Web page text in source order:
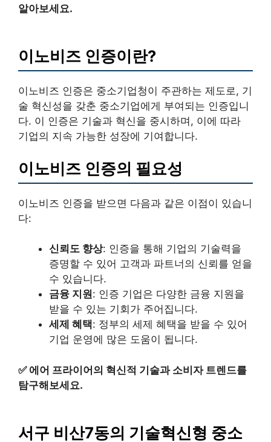
알아보세요.
이노비즈 인증이란?
이노비즈 인증은 중소기업청이 주관하는 제도로, 기
술 혁신성을 갖춘 중소기업에게 부여되는 인증입니
다. 이 인증은 기술과 혁신을 중시하며, 이에 따라
기업의 지속 가능한 성장에 기여합니다.
이노비즈 인증의 필요성
이노비즈 인증을 받으면 다음과 같은 이점이 있습니
다:
신뢰도 향상: 인증을 통해 기업의 기술력을
증명할 수 있어 고객과 파트너의 신뢰를 얻을
수 있습니다.
금융 지원: 인증 기업은 다양한 금융 지원을
받을 수 있는 기회가 주어집니다.
세제 혜택: 정부의 세제 혜택을 받을 수 있어
기업 운영에 많은 도움이 됩니다.
✅ 에어 프라이어의 혁신적 기술과 소비자 트렌드를
탐구해보세요.
서구 비산7동의 기술혁신형 중소